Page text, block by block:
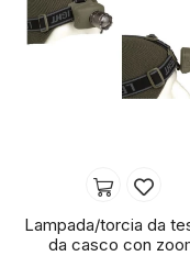
Lampada/torcia da
da casco con